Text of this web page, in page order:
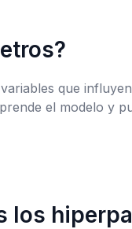
que
el modelo y
los